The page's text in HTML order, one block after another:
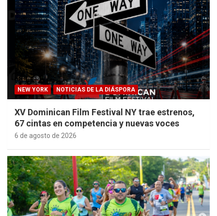
NEW YORK NOTICIAS DE LA DIÁSPORA
XV Dominican Film Festival NY trae estrenos,
67 cintas en competencia y nuevas voces
6 de agosto de 2026